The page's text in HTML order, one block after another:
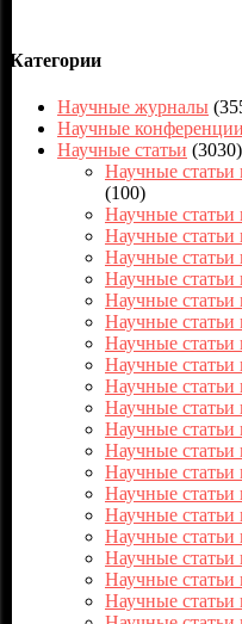
Категории
Научные журналы
Научные конференции
Научные статьи (3030)
Научные статьи
(100)
Научные статьи
Научные статьи
Научные статьи
Научные статьи
Научные статьи
Научные
Научные статьи
Научные
Научные статьи
Научные статьи
Научные статьи
Научные статьи
Научные статьи
Научные
Научные
Научные
Научные статьи
Научные статьи
Научные статьи